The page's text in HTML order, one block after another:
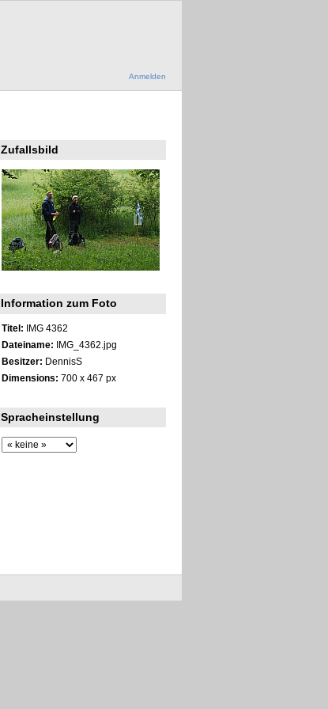
Anmelden
Zufallsbild
Information zum Foto
Titel: IMG 4362
Dateiname: IMG_4362.jpg
Besitzer: DennisS
Dimensions: 700 x 467 px
Spracheinstellung